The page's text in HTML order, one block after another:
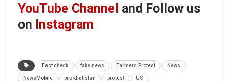
YouTube Channel and Follow us
on Instagram
Fact check fake news Farmers Protest News
NewsMobile pro khalistan protest US